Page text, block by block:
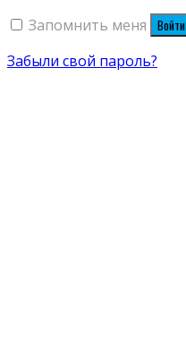
Запомнить меня
Войти
Забыли свой пароль?